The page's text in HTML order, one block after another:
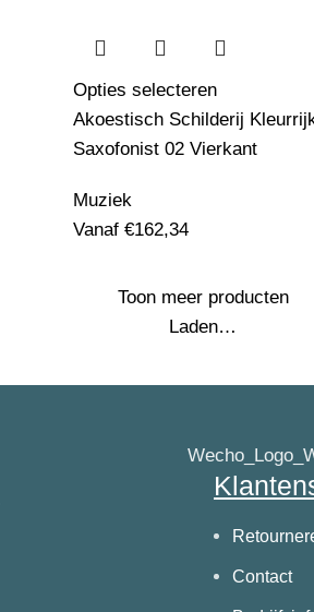
Opties selecteren
Akoestisch Schilderij
Saxofonist 02 Vierkant
Muziek
Vanaf €162,34
Toon meer producten
Laden…
Contact